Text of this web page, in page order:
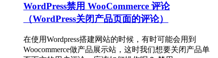
WordPress禁用 WooCommerce 评论
（WordPress关闭产品页面的评论）
在使用Wordpress搭建网站的时候，有时可能会用到
Woocommerce做产品展示站，这时我们想要关闭产品单